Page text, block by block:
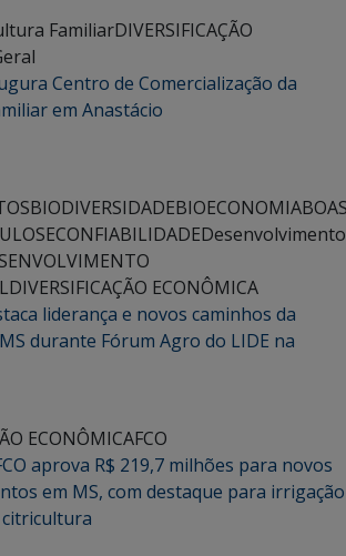
FamiliarDIVERSIFICAÇÃO
Centro de Comercialização da
em Anastácio
BIODIVERSIDADEBIOECONOMIA
CONFIABILIDADEDesenvolvimento
DIVERSIFICAÇÃO ECONÔMICA
liderança e novos caminhos da
durante Fórum Agro do LIDE na
ECONÔMICAFCO
aprova R$ 219,7 milhões para novos
em MS, com destaque para irrigação